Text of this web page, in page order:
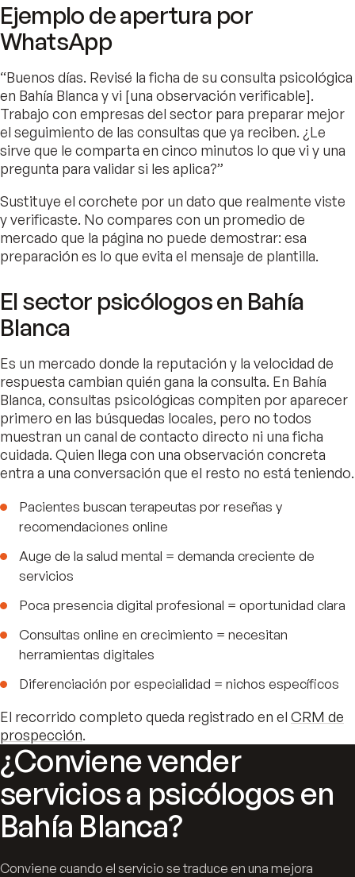
Ejemplo de apertura por
WhatsApp
“Buenos días. Revisé la ficha de su consulta psicológica
en Bahía Blanca y vi [una observación verificable].
Trabajo con empresas del sector para preparar mejor
el seguimiento de las consultas que ya reciben. ¿Le
sirve que le comparta en cinco minutos lo que vi y una
pregunta para validar si les aplica?”
Sustituye el corchete por un dato que realmente viste
y verificaste. No compares con un promedio de
mercado que la página no puede demostrar: esa
preparación es lo que evita el mensaje de plantilla.
El sector psicólogos en Bahía
Blanca
Es un mercado donde la reputación y la velocidad de
respuesta cambian quién gana la consulta. En Bahía
Blanca, consultas psicológicas compiten por aparecer
primero en las búsquedas locales, pero no todos
muestran un canal de contacto directo ni una ficha
cuidada. Quien llega con una observación concreta
entra a una conversación que el resto no está teniendo.
Pacientes buscan terapeutas por reseñas y
recomendaciones online
Auge de la salud mental = demanda creciente de
servicios
Poca presencia digital profesional = oportunidad clara
Consultas online en crecimiento = necesitan
herramientas digitales
Diferenciación por especialidad = nichos específicos
El recorrido completo queda registrado en el CRM de
prospección.
¿Conviene vender
servicios a psicólogos en
Bahía Blanca?
Conviene cuando el servicio se traduce en una mejora